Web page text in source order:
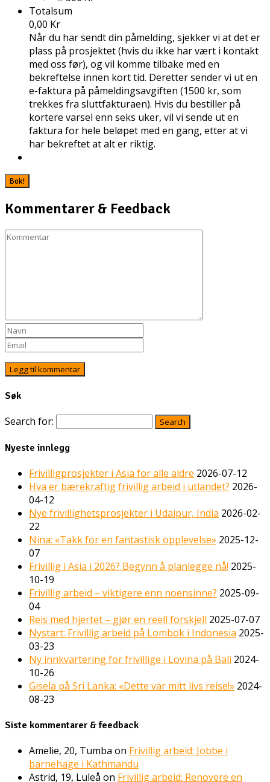
Totalsum
0,00 Kr
Når du har sendt din påmelding, sjekker vi at det er
plass på prosjektet (hvis du ikke har vært i kontakt
med oss før), og vil komme tilbake med en
bekreftelse innen kort tid. Deretter sender vi ut en
e-faktura på påmeldingsavgiften (1500 kr, som
trekkes fra sluttfakturaen). Hvis du bestiller på
kortere varsel enn seks uker, vil vi sende ut en
faktura for hele beløpet med en gang, etter at vi
har bekreftet at alt er riktig.
Kommentarer & Feedback
Søk
Search for:
Nyeste innlegg
Frivilligprosjekter i Asia for alle aldre 2026-07-12
Hva er bærekraftig frivillig arbeid i utlandet? 2026-
04-12
Nye frivillighetsprosjekter i Udaipur, India 2026-02-
22
Nina: «Takk for en fantastisk opplevelse» 2025-12-
07
Frivillig i Asia i 2026? Begynn å planlegge nå! 2025-
10-19
Frivillig arbeid – viktigere enn noensinne? 2025-09-
04
Reis med hjertet – gjør en reell forskjell 2025-07-07
Nystart: Frivillig arbeid på Lombok i Indonesia 2025-
03-23
Ny innkvartering for frivillige i Lovina på Bali 2024-
10-26
Gisela på Sri Lanka: «Dette var mitt livs reise!» 2024-
08-23
Siste kommentarer & feedback
Amelie, 20, Tumba on Frivillig arbeid: Jobbe i
barnehage i Kathmandu
Astrid, 19, Luleå on Frivillig arbeid: Renovere en